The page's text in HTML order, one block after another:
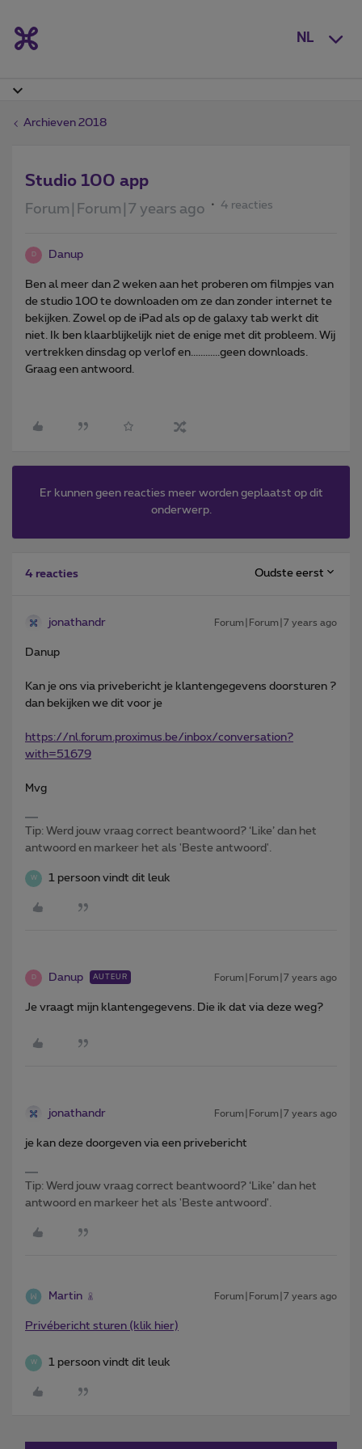
NL
Archieven 2018
Studio 100 app
Forum|Forum|7 years ago 4 reacties
D Danup
Ben al meer dan 2 weken aan het proberen om filmpjes van
de studio 100 te downloaden om ze dan zonder internet te
bekijken. Zowel op de iPad als op de galaxy tab werkt dit
niet. Ik ben klaarblijkelijk niet de enige met dit probleem. Wij
vertrekken dinsdag op verlof en............geen downloads.
Graag een antwoord.
Er kunnen geen reacties meer worden geplaatst op dit
onderwerp.
4 reacties Oudste eerst
jonathandr Forum|Forum|7 years ago
Danup
Kan je ons via privebericht je klantengegevens doorsturen ?
dan bekijken we dit voor je
https://nl.forum.proximus.be/inbox/conversation?
with=51679
Mvg
Tip: Werd jouw vraag correct beantwoord? ‘Like’ dan het
antwoord en markeer het als 'Beste antwoord'.
W 1 persoon vindt dit leuk
D Danup AUTEUR Forum|Forum|7 years ago
Je vraagt mijn klantengegevens. Die ik dat via deze weg?
jonathandr Forum|Forum|7 years ago
je kan deze doorgeven via een privebericht
Tip: Werd jouw vraag correct beantwoord? ‘Like’ dan het
antwoord en markeer het als 'Beste antwoord'.
Martin Forum|Forum|7 years ago
Privébericht sturen (klik hier)
W 1 persoon vindt dit leuk